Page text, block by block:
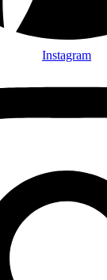
Instagram